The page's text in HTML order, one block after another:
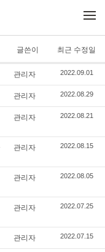
글쓴이 최근 수정일
관리자 2022.09.01
관리자 2022.08.29
관리자 2022.08.21
관리자 2022.08.15
관리자 2022.08.05
관리자 2022.07.25
관리자 2022.07.15